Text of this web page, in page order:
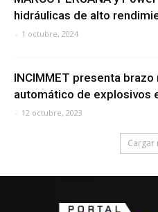
hidráulicas de alto
- 1 octubre, 2024
INCIMMET presenta
automático de explosivos
- 12 octubre, 2023
Cargar